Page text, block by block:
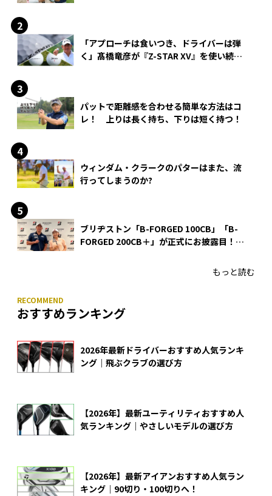
「アプローチは食いつき、ドライバーは弾
く」髙橋竜彦が『Z-STAR XV』を使い続け
パットで距離感を合わせる簡単な方法はコ
レ！ 上りは長く持ち、下りは短く持つ！
ウィンダム・クラークのパターはまた、流
行ってしまうのか?
ブリヂストン「B-FORGED 100CB」「B-
FORGED 200CB＋」が正式にお披露目！
もっと読む
おすすめランキング
2026年最新ドライバーおすすめ人気ランキ
ング｜飛ぶクラブの選び方
【2026年】最新ユーティリティおすすめ人
気ランキング｜やさしいモデルの選び方
【2026年】最新アイアンおすすめ人気ラン
キング｜90切り・100切りへ！